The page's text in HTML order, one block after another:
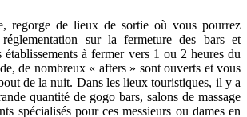
regorge de lieux de sortie où vous pourrez
sur la fermeture des bars et
établissements à fermer vers 1 ou 2 heures du
de nombreux « afters » sont ouverts et vous
de la nuit. Dans les lieux touristiques, il y a
quantité de gogo bars, salons de massage
spécialisés pour ces messieurs ou dames en